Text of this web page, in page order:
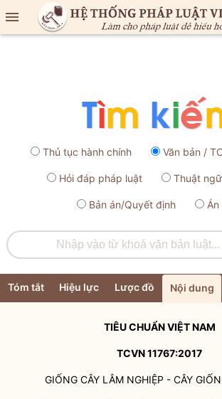

Thủ tục hành chính Văn bản /
Hỏi đáp pháp luật Thuật
Bản án/Quyết định Án
Tóm tắt Hiệu lực Lược đồ Nội dung
TIÊU CHUẨN VIỆT NAM
TCVN 11767:2017
GIỐNG CÂY LÂM NGHIỆP - CÂY